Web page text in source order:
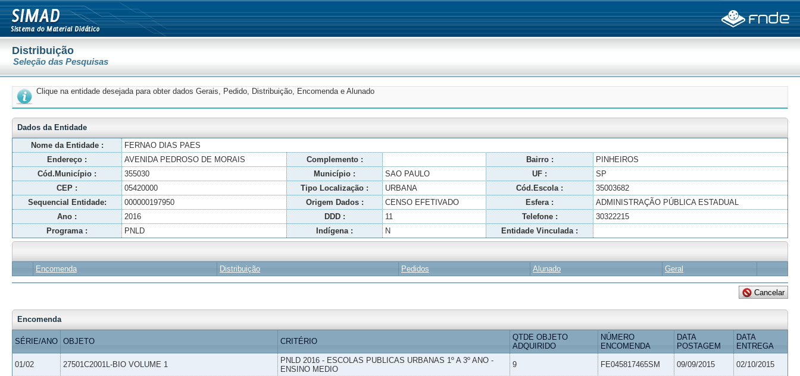
Distribuição
Seleção das Pesquisas
Clique na entidade desejada para obter dados Gerais, Pedido, Distribuição, Encomenda e Alunado
Dados da Entidade
Nome da Entidade :
FERNAO DIAS PAES
Endereço :
AVENIDA PEDROSO DE MORAIS Complemento : Bairro :
PINHEIROS
Cód.Município :
355030 Município : SAO PAULO UF :
SP
CEP :
05420000 Tipo Localização : URBANA Cód.Escola :
35003682
Sequencial Entidade:
000000197950 Origem Dados : CENSO EFETIVADO Esfera :
ADMINISTRAÇÃO PÚBLICA ESTADUAL
Ano :
2016 DDD : 11 Telefone :
30322215
Programa :
PNLD Indígena : N Entidade Vinculada :
Encomenda Distribuição Pedidos Alunado Geral
Encomenda
SÉRIE/ANO OBJETO CRITÉRIO
QTDE OBJETO
ADQUIRIDO
NÚMERO
ENCOMENDA
DATA
POSTAGEM
DATA
ENTREGA
01/02 27501C2001L-BIO VOLUME 1
PNLD 2016 - ESCOLAS PUBLICAS URBANAS 1º A 3º ANO -
ENSINO MEDIO
9 FE045817465SM 09/09/2015 02/10/2015